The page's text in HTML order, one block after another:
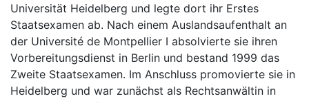
Universität Heidelberg und legte dort ihr Erstes
Staatsexamen ab. Nach einem Auslandsaufenthalt an
der Université de Montpellier I absolvierte sie ihren
Vorbereitungsdienst in Berlin und bestand 1999 das
Zweite Staatsexamen. Im Anschluss promovierte sie in
Heidelberg und war zunächst als Rechtsanwältin in